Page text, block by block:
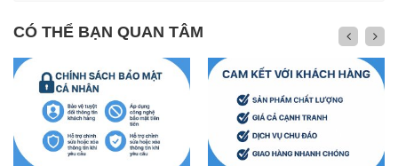
CÓ THỂ BẠN QUAN TÂM